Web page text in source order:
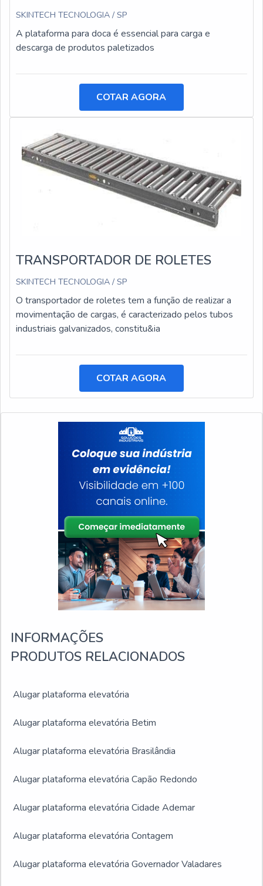
SKINTECH TECNOLOGIA / SP
A plataforma para doca é essencial para carga e
descarga de produtos paletizados
COTAR AGORA
TRANSPORTADOR DE ROLETES
SKINTECH TECNOLOGIA / SP
O transportador de roletes tem a função de realizar a
movimentação de cargas, é caracterizado pelos tubos
industriais galvanizados, constitu&ia
COTAR AGORA
INFORMAÇÕES
PRODUTOS RELACIONADOS
Alugar plataforma elevatória
Alugar plataforma elevatória Betim
Alugar plataforma elevatória Brasilândia
Alugar plataforma elevatória Capão Redondo
Alugar plataforma elevatória Cidade Ademar
Alugar plataforma elevatória Contagem
Alugar plataforma elevatória Governador Valadares